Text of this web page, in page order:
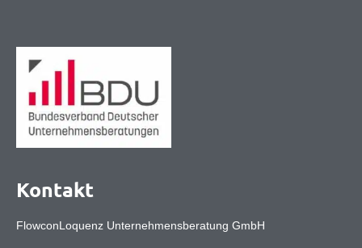
Kontakt
FlowconLoquenz Unternehmensberatung GmbH